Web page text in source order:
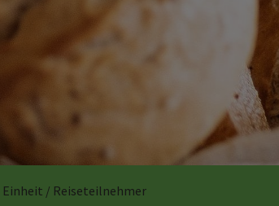
Einheit / Reiseteilnehmer